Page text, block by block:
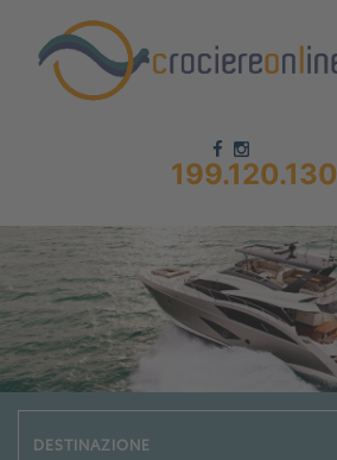
199.120.130
Chi siamo – CrociereOnLine
Destinazioni Crociere
Prenota crociere
News